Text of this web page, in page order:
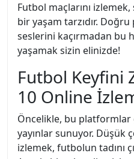
Futbol maçlarını
bir yaşam tarzıdır.
seslerini kaçırmadan bu
yaşamak sizin elinizde!
Futbol Keyfini
10 Online
Öncelikle, bu
yayınlar sunuyor. Düşük
izlemek, futbolun tadını